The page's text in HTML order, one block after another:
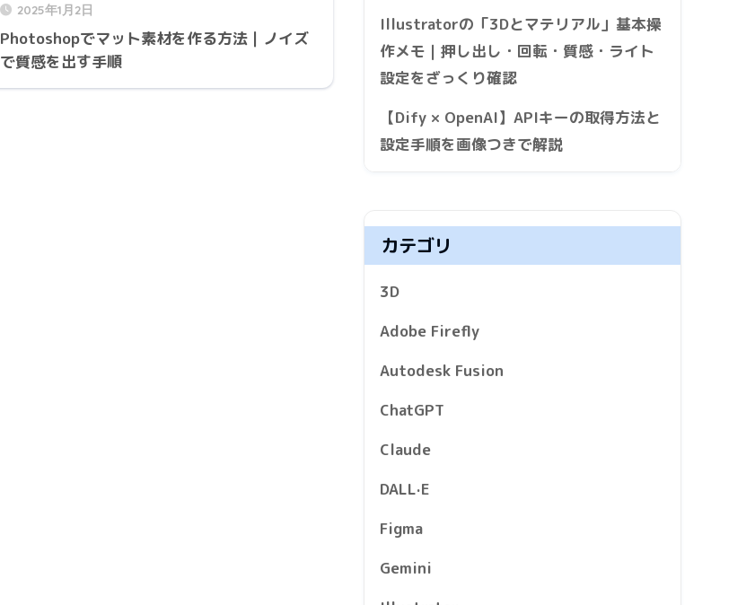
2025年1月2日
Photoshopでマット素材を作る方法｜ノイズ
で質感を出す手順
Illustratorの「3Dとマテリアル」基本操
作メモ｜押し出し・回転・質感・ライト
設定をざっくり確認
【Dify × OpenAI】APIキーの取得方法と
設定手順を画像つきで解説
カテゴリ
3D
Adobe Firefly
Autodesk Fusion
ChatGPT
Claude
DALL·E
Figma
Gemini